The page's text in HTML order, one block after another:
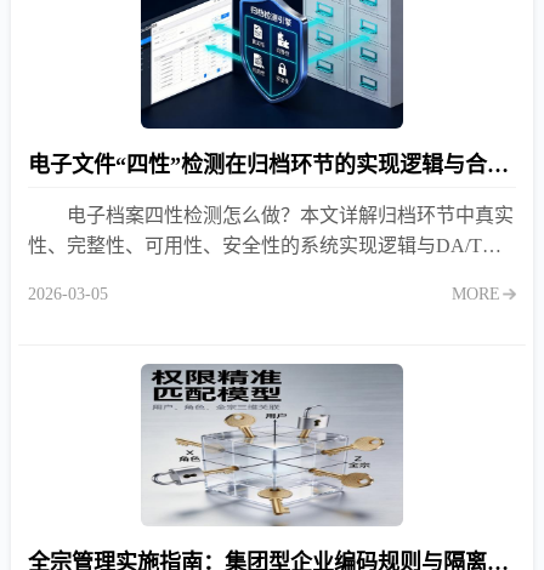
电子文件“四性”检测在归档环节的实现逻辑与合规要求
电子档案四性检测怎么做？本文详解归档环节中真实
性、完整性、可用性、安全性的系统实现逻辑与DA/T标
2026-03-05 MORE
全宗管理实施指南：集团型企业编码规则与隔离策略详解